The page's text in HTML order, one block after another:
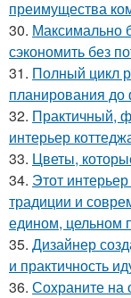
преимущества
30. Максимально
сэкономить без
31. Полный цикл
планирования до
32. Практичный,
интерьер
33. Цветы,
34. Этот
традиции и
едином, цельном
35. Дизайнер
и практичность
36. Сохраните на